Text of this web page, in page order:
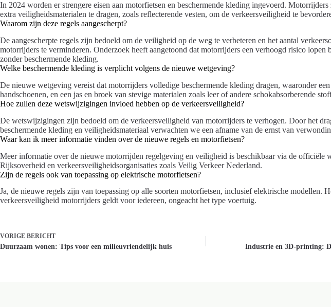
In 2024 worden er strengere eisen aan motorfietsen en beschermende kleding ingevoerd.
extra veiligheidsmaterialen te dragen, zoals reflecterende vesten, om de verkeersveiligheid te
Waarom zijn deze regels aangescherpt?
De aangescherpte regels zijn bedoeld om de veiligheid op de weg te verbeteren en het aantal
motorrijders te verminderen. Onderzoek heeft aangetoond dat motorrijders een verhoogd risico lopen
zonder beschermende kleding.
Welke beschermende kleding is verplicht volgens de nieuwe wetgeving?
De nieuwe wetgeving vereist dat motorrijders volledige beschermende kleding dragen, waaronder
handschoenen, en een jas en broek van stevige materialen zoals leer of andere schokabsorberende
Hoe zullen deze wetswijzigingen invloed hebben op de verkeersveiligheid?
De wetswijzigingen zijn bedoeld om de verkeersveiligheid van motorrijders te verhogen. Door het
beschermende kleding en veiligheidsmateriaal verwachten we een afname van de ernst van
Waar kan ik meer informatie vinden over de nieuwe regels en motorfietsen?
Meer informatie over de nieuwe motorrijden regelgeving en veiligheid is beschikbaar via de officiële
Rijksoverheid en verkeersveiligheidsorganisaties zoals Veilig Verkeer Nederland.
Zijn de regels ook van toepassing op elektrische motorfietsen?
Ja, de nieuwe regels zijn van toepassing op alle soorten motorfietsen, inclusief elektrische modellen.
verkeersveiligheid motorrijders geldt voor iedereen, ongeacht het type voertuig.
VORIGE BERICHT
Duurzaam wonen: Tips voor een milieuvriendelijk huis Industrie en 3D-printing: